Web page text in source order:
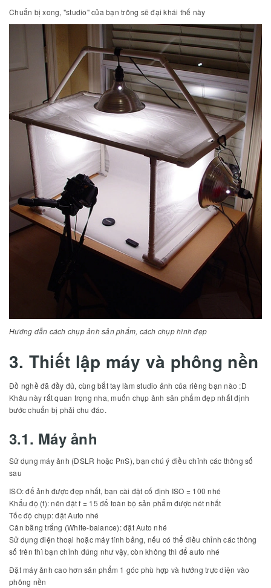
Chuẩn bị xong, "studio" của bạn trông sẽ đại khái thế này
Hướng dẫn cách chụp ảnh sản phẩm, cách chụp hình đẹp
3. Thiết lập máy và phông nền
Đồ nghề đã đầy đủ, cùng bắt tay làm studio ảnh của riêng bạn nào :D
Khâu này rất quan trọng nha, muốn chụp ảnh sản phẩm đẹp nhất định
bước chuẩn bị phải chu đáo.
3.1. Máy ảnh
Sử dụng máy ảnh (DSLR hoặc PnS), bạn chú ý điều chỉnh các thông số
sau
ISO: để ảnh được đẹp nhất, bạn cài đặt cố định ISO = 100 nhé
Khẩu độ (f): nên đặt f = 15 để toàn bộ sản phẩm được nét nhất
Tốc độ chụp: đặt Auto nhé
Cân bằng trắng (White-balance): đặt Auto nhé
Sử dụng điện thoại hoặc máy tính bảng, nếu có thể điều chỉnh các thông
số trên thì bạn chỉnh đúng như vậy, còn không thì để auto nhé
Đặt máy ảnh cao hơn sản phẩm 1 góc phù hợp và hướng trực diện vào
phông nền